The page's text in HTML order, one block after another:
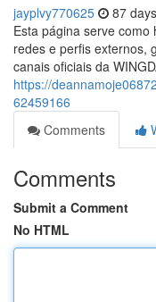
jayplvy770625 87
Esta página serve
redes e perfis externos,
canais oficiais da
https://
62459166
Comments
Comments
Submit a Comment
No HTML